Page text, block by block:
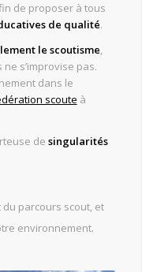
de proposer à tous
de qualité.
le scoutisme,
s’improvise pas.
dans le
scoute à
de singularités
parcours scout, et
environnement.